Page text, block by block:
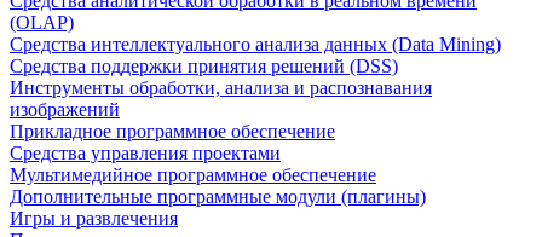
(OLAP)
Средства интеллектуального анализа данных (Data Mining)
Средства поддержки принятия решений (DSS)
Инструменты обработки, анализа и распознавания
изображений
Прикладное программное обеспечение
Средства управления проектами
Мультимедийное программное обеспечение
Дополнительные программные модули (плагины)
Игры и развлечения